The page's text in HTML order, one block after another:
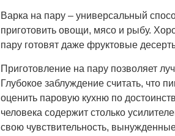
Варка на пару – универсальный
приготовить овощи, мясо и рыбу.
пару готовят даже фруктовые
Приготовление на пару позволяет
Глубокое заблуждение считать, что
оценить паровую кухню по
человека содержит столько
свою чувствительность,